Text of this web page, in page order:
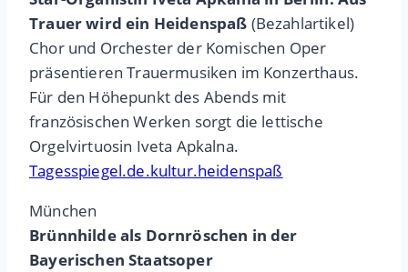
Trauer wird ein Heidenspaß (Bezahlartikel)
Chor und Orchester der Komischen Oper
präsentieren Trauermusiken im Konzerthaus.
Für den Höhepunkt des Abends mit
französischen Werken sorgt die lettische
Orgelvirtuosin Iveta Apkalna.
Tagesspiegel.de.kultur.heidenspaß
München
Brünnhilde als Dornröschen in der
Bayerischen Staatsoper